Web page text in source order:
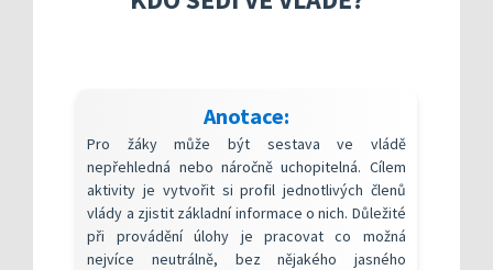
Publikace s
Příklady
Anotace:
Pro žáky může být sestava ve vládě
nepřehledná nebo náročně uchopitelná. Cílem
aktivity je vytvořit si profil jednotlivých členů
vlády a zjistit základní informace o nich. Důležité
při provádění úlohy je pracovat co možná
nejvíce neutrálně, bez nějakého jasného